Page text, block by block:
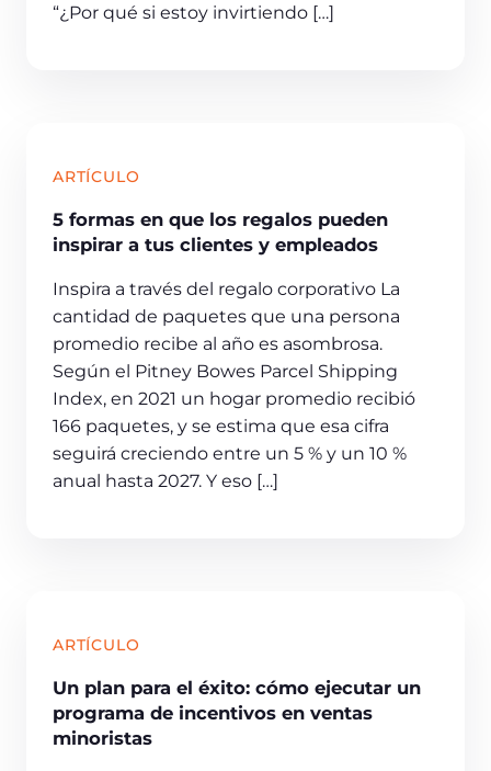
“¿Por qué si estoy invirtiendo […]
ARTÍCULO
5 formas en que los regalos pueden
inspirar a tus clientes y empleados
Inspira a través del regalo corporativo La
cantidad de paquetes que una persona
promedio recibe al año es asombrosa.
Según el Pitney Bowes Parcel Shipping
Index, en 2021 un hogar promedio recibió
166 paquetes, y se estima que esa cifra
seguirá creciendo entre un 5 % y un 10 %
anual hasta 2027. Y eso […]
ARTÍCULO
Un plan para el éxito: cómo ejecutar un
programa de incentivos en ventas
minoristas